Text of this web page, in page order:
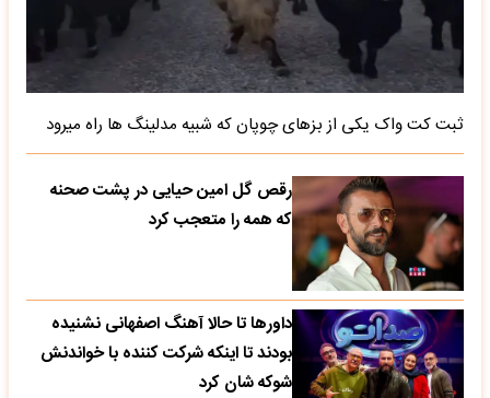
ثبت کت واک یکی از بزهای چوپان که شبیه مدلینگ ها راه میرود
رقص گل امین حیایی در پشت صحنه
که همه را متعجب کرد
داورها تا حالا آهنگ اصفهانی نشنیده
بودند تا اینکه شرکت کننده با خواندنش
شوکه شان کرد